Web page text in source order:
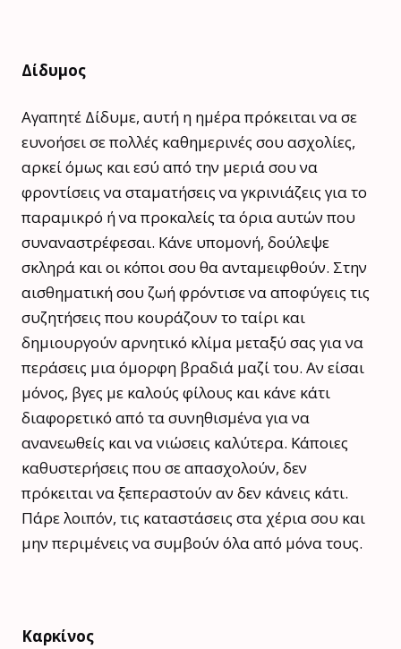
Δίδυμος
Αγαπητέ Δίδυμε, αυτή η ημέρα πρόκειται να σε
ευνοήσει σε πολλές καθημερινές σου ασχολίες,
αρκεί όμως και εσύ από την μεριά σου να
φροντίσεις να σταματήσεις να γκρινιάζεις για το
παραμικρό ή να προκαλείς τα όρια αυτών που
συναναστρέφεσαι. Κάνε υπομονή, δούλεψε
σκληρά και οι κόποι σου θα ανταμειφθούν. Στην
αισθηματική σου ζωή φρόντισε να αποφύγεις τις
συζητήσεις που κουράζουν το ταίρι και
δημιουργούν αρνητικό κλίμα μεταξύ σας για να
περάσεις μια όμορφη βραδιά μαζί του. Αν είσαι
μόνος, βγες με καλούς φίλους και κάνε κάτι
διαφορετικό από τα συνηθισμένα για να
ανανεωθείς και να νιώσεις καλύτερα. Κάποιες
καθυστερήσεις που σε απασχολούν, δεν
πρόκειται να ξεπεραστούν αν δεν κάνεις κάτι.
Πάρε λοιπόν, τις καταστάσεις στα χέρια σου και
μην περιμένεις να συμβούν όλα από μόνα τους.
Καρκίνος